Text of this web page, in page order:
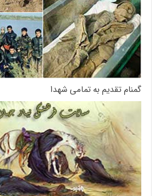
گمنام تقدیم به تمامی شهدا